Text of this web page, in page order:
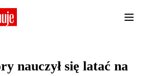
nauczył się latać na